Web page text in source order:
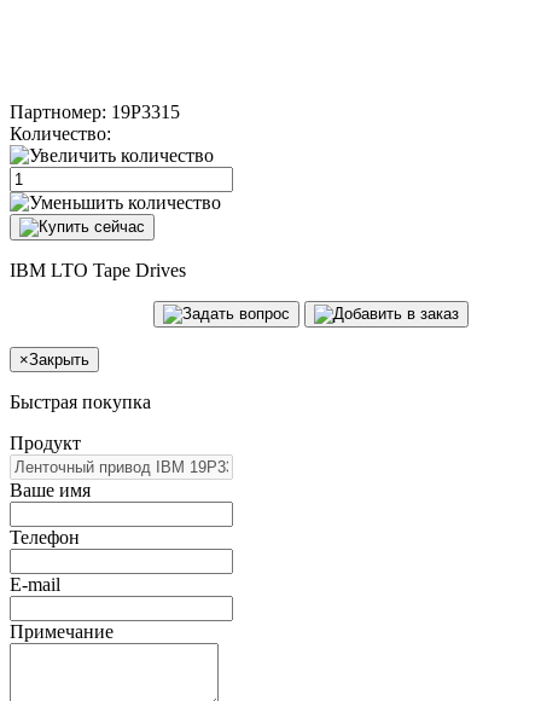
Партномер: 19P3315
Количество:
IBM LTO Tape Drives
×Закрыть
Быстрая покупка
Продукт
Ваше имя
Телефон
E-mail
Примечание